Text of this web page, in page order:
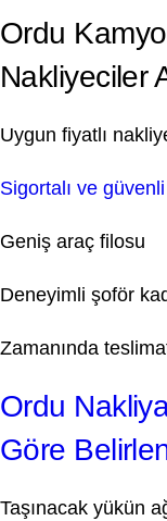
Ordu
Nakliyeciler
Uygun fiyatlı
Sigortalı ve güvenli
Geniş araç filosu
Deneyimli şoför
Zamanında
Ordu
Göre
Taşınacak yükün